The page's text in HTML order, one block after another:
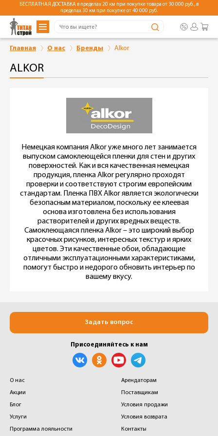
БЕСПЛАТНАЯ ДОСТАВКА в пределах 20 км при покупке товара от 30 000 руб., в
пределах 30 км при покупке от 40 000 руб.
Главная О нас Бренды Alkor
ALKOR
Немецкая компания Alkor уже много лет занимается
выпуском самоклеющейся пленки для стен и других
поверхностей. Как и вся качественная немецкая
продукция, пленка Alkor регулярно проходят
проверки и соответствуют строгим европейским
стандартам. Пленка ПВХ Alkor является экологически
безопасным материалом, поскольку ее клеевая
основа изготовлена без использования
растворителей и других вредных веществ.
Самоклеющаяся пленка Alkor – это широкий выбор
красочных рисунков, интересных текстур и ярких
цветов. Эти качественные обои, обладающие
отличными эксплуатационными характеристиками,
помогут быстро и недорого обновить интерьер по
вашему вкусу.
О нас
Акции
Блог
Услуги
Программа лояльности
Арендаторам
Поставщикам
Условия продажи
Условия возврата
Контакты
Задать вопрос
Присоединяйтесь к нам